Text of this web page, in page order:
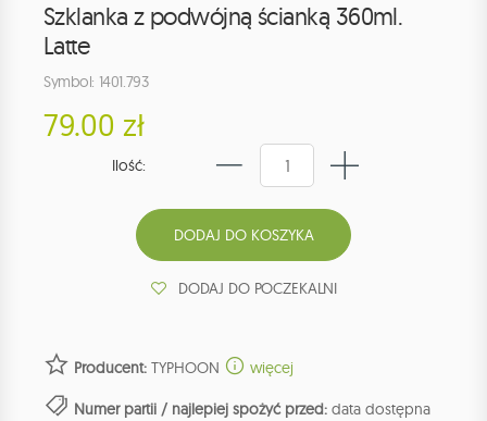
Szklanka z podwójną ścianką 360ml.
Latte
Symbol: 1401.793
79.00 zł
Ilość:
DODAJ DO POCZEKALNI
Producent: TYPHOON więcej
Numer partii / najlepiej spożyć przed: data dostępna